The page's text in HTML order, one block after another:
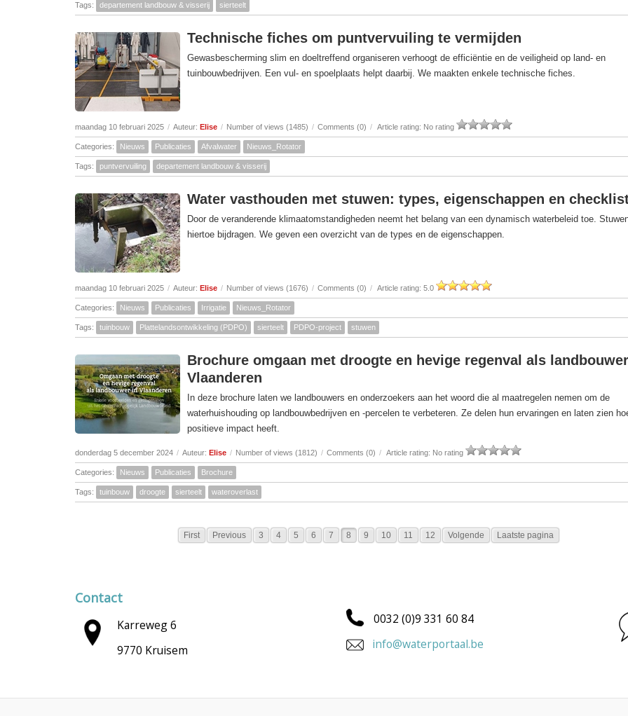
Tags: departement landbouw & visserij sierteelt
Technische fiches om puntvervuiling te vermijden
Gewasbescherming slim en doeltreffend organiseren verhoogt de efficiëntie en de veiligheid op land- en
tuinbouwbedrijven. Een vul- en spoelplaats helpt daarbij. We maakten enkele technische fiches.
maandag 10 februari 2025 / Auteur: Elise / Number of views (1485) / Comments (0) / Article rating: No rating
Categories: Nieuws Publicaties Afvalwater Nieuws_Rotator
Tags: puntvervuiling departement landbouw & visserij
Water vasthouden met stuwen: types, eigenschappen en
Door de veranderende klimaatomstandigheden neemt het belang van een dynamisch waterbeleid toe.
hiertoe bijdragen. We geven een overzicht van de types en de eigenschappen.
maandag 10 februari 2025 / Auteur: Elise / Number of views (1676) / Comments (0) / Article rating: 5.0
Categories: Nieuws Publicaties Irrigatie Nieuws_Rotator
Tags: tuinbouw Plattelandsontwikkeling (PDPO) sierteelt PDPO-project stuwen
Brochure omgaan met droogte en hevige regenval als
Vlaanderen
In deze brochure laten we landbouwers en onderzoekers aan het woord die al maatregelen nemen om de
waterhuishouding op landbouwbedrijven en -percelen te verbeteren. Ze delen hun ervaringen en laten zien
positieve impact heeft.
donderdag 5 december 2024 / Auteur: Elise / Number of views (1812) / Comments (0) / Article rating: No rating
Categories: Nieuws Publicaties Brochure
Tags: tuinbouw droogte sierteelt wateroverlast
First Previous 3 4 5 6 7 8 9 10 11 12 Volgende Laatste pagina
Contact
Karreweg 6
9770 Kruisem
0032 (0)9 331 60 84
info@waterportaal.be